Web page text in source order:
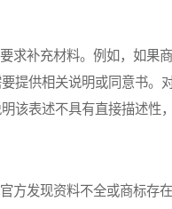
补充材料。例如，如果商
提供相关说明或同意书。
该表述不具有直接描述性
发现资料不全或商标存